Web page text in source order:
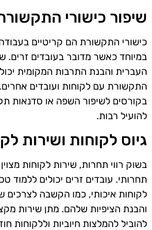
שיפור כישורי
כישורי התקשורת הם קריטיים
במיוחד כאשר מדובר בעובדים זרים.
העברית והבנת התרבות המקומית
התקשורת עם לקוחות ועובדים
בקורסים לשיפור השפה או סדנאות
להועיל רבות.
גיוס לקוחות ושירות
בשוק רווי תחרות, שירות לקוחות מצוין
תחרותי. עובדים זרים יכולים ללמוד
לקוחות איכותי, כמו הקשבה לצרכים
והבנת הציפיות שלהם. מתן שירות
להוביל להמלצות חיוביות וללקוחות